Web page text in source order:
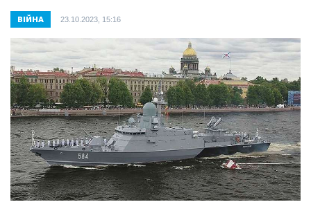
ВІЙНА 23.10.2023, 15:16